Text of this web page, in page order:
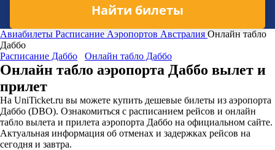
Найти билеты
Авиабилеты Расписание Аэропортов Австралия Онлайн табло
Даббо
Расписание Даббо
Онлайн табло Даббо
Онлайн табло аэропорта Даббо вылет и
прилет
На UniTicket.ru вы можете купить дешевые билеты из аэропорта
Даббо (DBO). Ознакомиться с расписанием рейсов и онлайн
табло вылета и прилета аэропорта Даббо на официальном сайте.
Актуальная информация об отменах и задержках рейсов на
сегодня и завтра.